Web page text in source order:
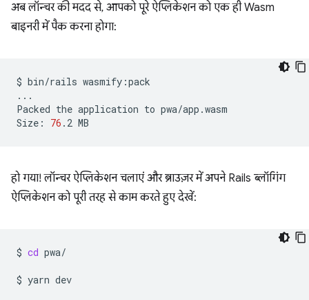
अब लॉन्चर की मदद से, आपको पूरे ऐप्लिकेशन को एक ही Wasm
बाइनरी में पैक करना होगा:
$ bin/rails wasmify:pack
...
Packed the application to pwa/app.wasm
Size:
76 .2
हो गया! लॉन्चर ऐप्लिकेशन चलाएं और ब्राउज़र में अपने Rails ब्लॉगिंग
ऐप्लिकेशन को पूरी तरह से काम करते हुए देखें:
$ cd pwa/
$ yarn dev